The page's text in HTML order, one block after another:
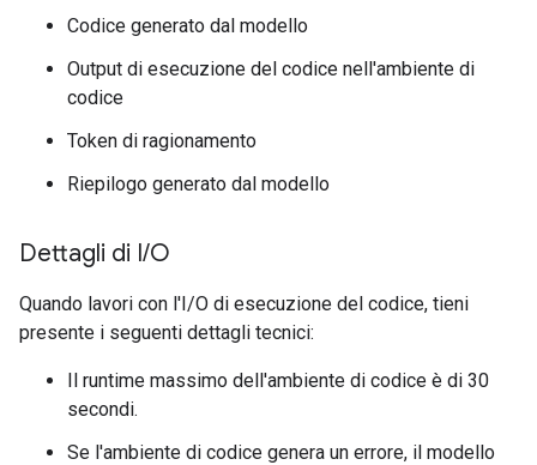
Codice generato dal modello
Output di esecuzione del codice nell'ambiente di
codice
Token di ragionamento
Riepilogo generato dal modello
Dettagli di I/O
Quando lavori con l'I/O di esecuzione del codice, tieni
presente i seguenti dettagli tecnici:
Il runtime massimo dell'ambiente di codice è di 30
secondi.
Se l'ambiente di codice genera un errore, il modello